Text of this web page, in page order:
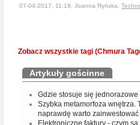
07-04-2017, 11:19, Joanna Ryńska,
Zobacz wszystkie tagi (Chmura
Artykuły gościnne
Gdzie stosuje się
Szybka metamorfoza wnętrza.
naprawdę warto zainwestować
Elektroniczne faktury - czym